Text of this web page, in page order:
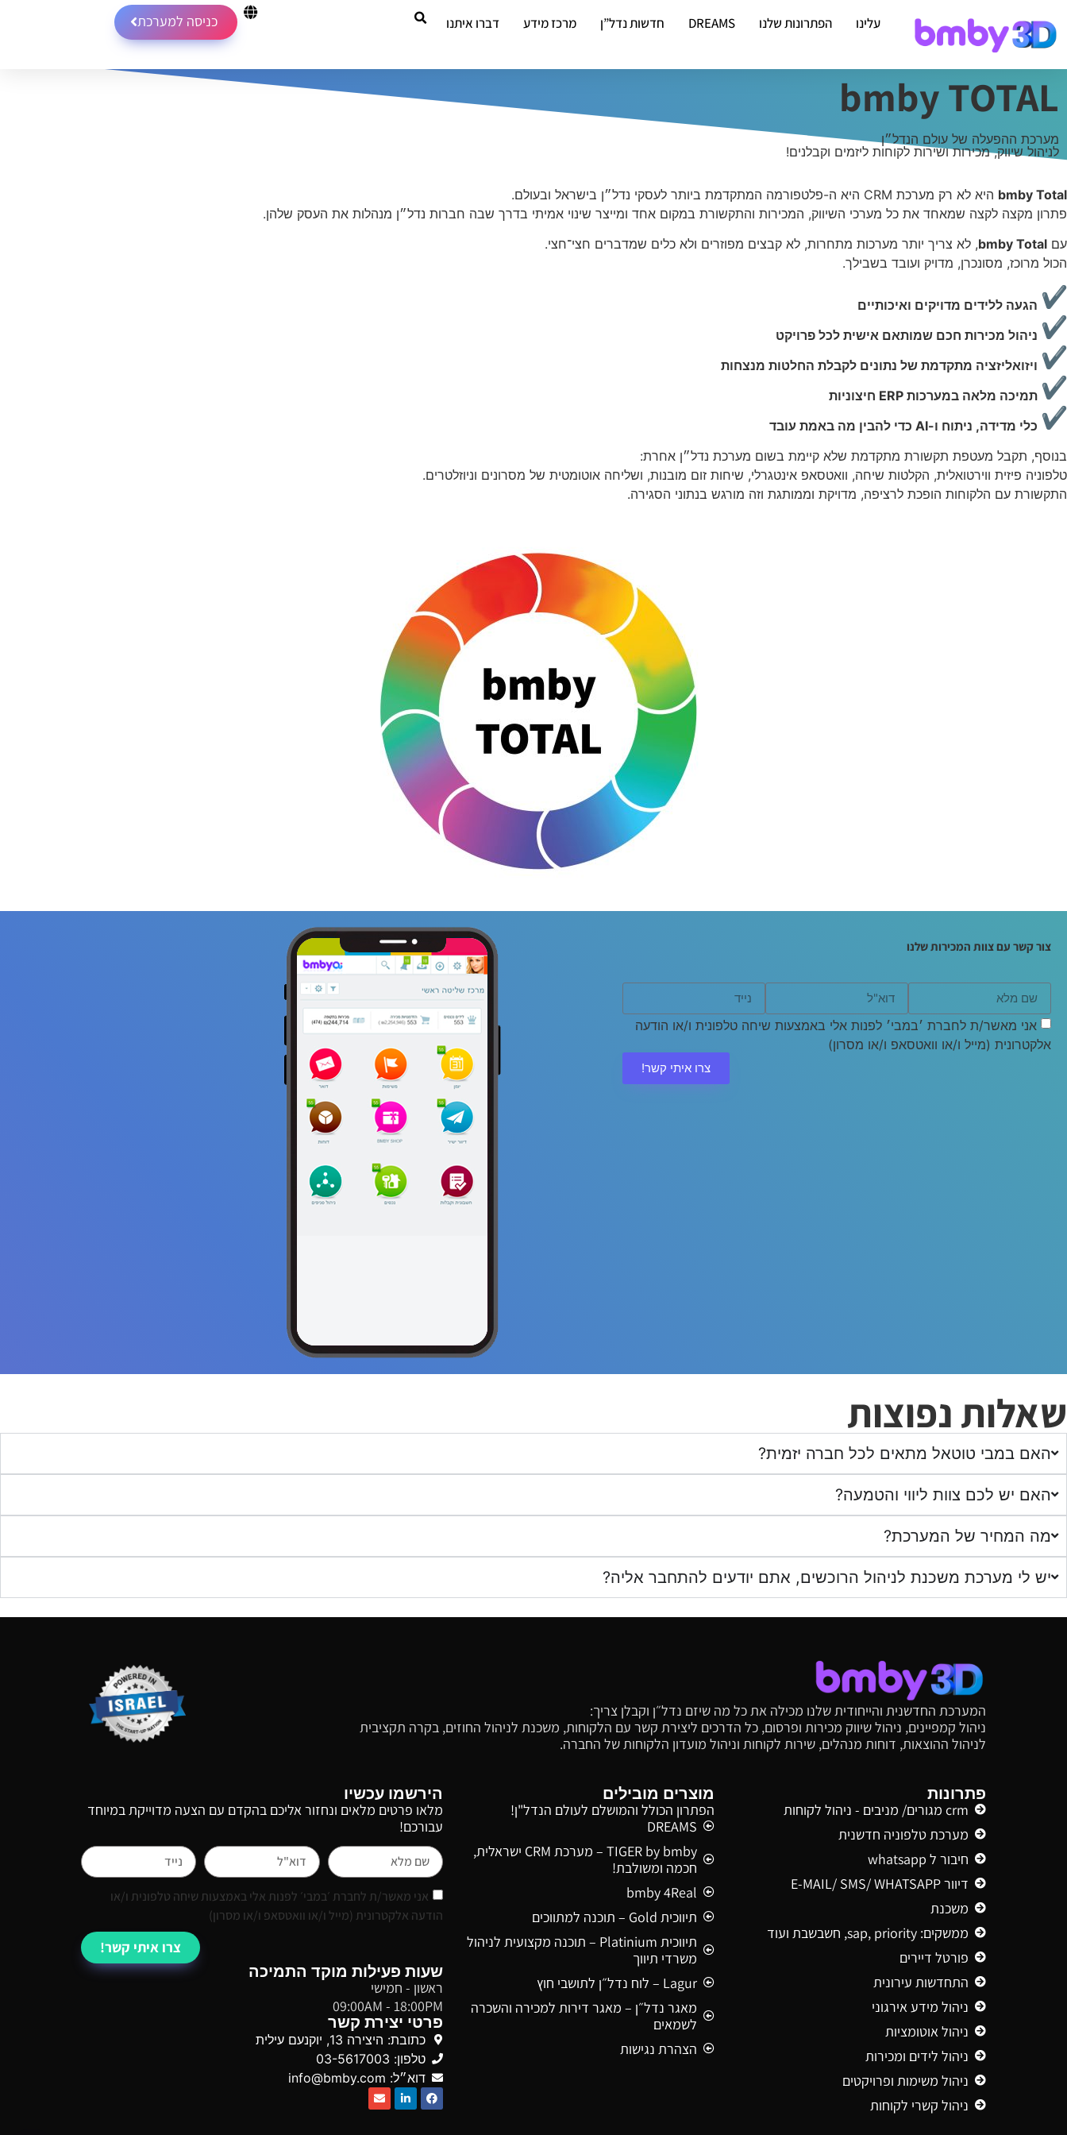
עלינו הפתרונות שלנו DREAMS חדשות נדל”ן מרכז מידע דברו איתנו כניסה למערכת
bmby TOTAL
מערכת ההפעלה של עולם הנדל״ן
לניהול שיווק, מכירות ושירות לקוחות ליזמים וקבלנים!
bmby Total היא לא רק מערכת CRM היא ה-פלטפורמה המתקדמת ביותר לעסקי נדל״ן בישראל ובעולם.
פתרון מקצה לקצה שמאחד את כל מערכי השיווק, המכירות והתקשורת במקום אחד ומייצר שינוי אמיתי בדרך שבה חברות נדל״ן מנהלות את העסק שלהן.
עם bmby Total, לא צריך יותר מערכות מתחרות, לא קבצים מפוזרים ולא כלים שמדברים חצי־חצי.
הכול מרוכז, מסונכרן, מדויק ועובד בשבילך.
הגעה ללידים מדויקים ואיכותיים
ניהול מכירות חכם שמותאם אישית לכל פרויקט
ויזואליזציה מתקדמת של נתונים לקבלת החלטות מנצחות
תמיכה מלאה במערכות ERP חיצוניות
כלי מדידה, ניתוח ו-AI כדי להבין מה באמת עובד
בנוסף, תקבל מעטפת תקשורת מתקדמת שלא קיימת בשום מערכת נדל״ן אחרת:
טלפוניה פיזית ווירטואלית, הקלטות שיחה, וואטסאפ אינטגרלי, שיחות זום מובנות, ושליחה אוטומטית של מסרונים וניוזלטרים.
התקשורת עם הלקוחות הופכת לרציפה, מדויקת וממותגת וזה מורגש בנתוני הסגירה.
צור קשר עם צוות המכירות שלנו
אני מאשר/ת לחברת ׳במבי׳ לפנות אלי באמצעות שיחה טלפונית ו/או הודעה
אלקטרונית (מייל ו/או וואטסאפ ו/או מסרון)
צרו איתי קשר!
שאלות נפוצות
האם במבי טוטאל מתאים לכל חברה יזמית?
האם יש לכם צוות ליווי והטמעה?
מה המחיר של המערכת?
יש לי מערכת משכנת לניהול הרוכשים, אתם יודעים להתחבר אליה?
המערכת החדשנית והייחודית שלנו מכילה את כל מה שיזם נדל״ן וקבלן צריך:
ניהול קמפיינים, ניהול שיווק מכירות ופרסום, כל הדרכים ליצירת קשר עם הלקוחות, משכנת לניהול החוזים, בקרה תקציבית
לניהול ההוצאות, דוחות מנהלים, שירות לקוחות וניהול מועדון הלקוחות של החברה.
פתרונות
crm מגורים/ מניבים - ניהול לקוחות
מערכת טלפוניה חדשנית
חיבור ל whatsapp
דיוור E-MAIL/ SMS/ WHATSAPP
משכנת
ממשקים: sap, priority, חשבשבת ועוד
פורטל דיירים
התחדשות עירונית
ניהול מידע אירגוני
ניהול אוטומציות
ניהול לידים ומכירות
ניהול משימות ופרויקטים
ניהול קשרי לקוחות
מוצרים מובילים
הפתרון הכולל והמושלם לעולם הנדל"ן!
DREAMS
TIGER by bmby – מערכת CRM ישראלית,
חכמה ומשולבת!
bmby 4Real
תיווכית Gold – תוכנה למתווכים
תיווכית Platinium – תוכנה מקצועית לניהול
משרדי תיווך
Lagur – לוח נדל״ן לתושבי חוץ
מאגר נדל״ן – מאגר דירות למכירה והשכרה
לשמאים
הצהרת נגישות
הירשמו עכשיו
מלאו פרטים מלאים ונחזור אליכם בהקדם עם הצעה מדוייקת במיוחד
עבורכם!
אני מאשר/ת לחברת ׳במבי׳ לפנות אלי באמצעות שיחה טלפונית ו/או
הודעה אלקטרונית (מייל ו/או וואטסאפ ו/או מסרון)
צרו איתי קשר!
שעות פעילות מוקד התמיכה
ראשון - חמישי
09:00AM - 18:00PM
פרטי יצירת קשר
כתובת: היצירה 13, יוקנעם עילית
טלפון: 03-5617003
דוא״ל: info@bmby.com